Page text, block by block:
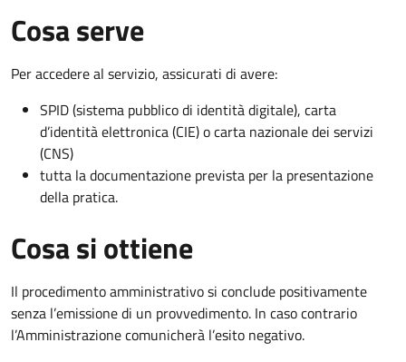
Cosa serve
Per accedere al servizio, assicurati di avere:
SPID (sistema pubblico di identità digitale), carta
d’identità elettronica (CIE) o carta nazionale dei servizi
(CNS)
tutta la documentazione prevista per la presentazione
della pratica.
Cosa si ottiene
Il procedimento amministrativo si conclude positivamente
senza l’emissione di un provvedimento. In caso contrario
l’Amministrazione comunicherà l’esito negativo.